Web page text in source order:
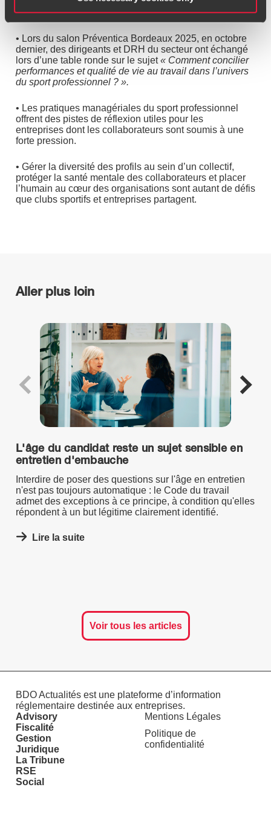
Les trois points clés à retenir
• Lors du salon Préventica Bordeaux 2025, en octobre
dernier, des dirigeants et DRH du secteur ont échangé
lors d’une table ronde sur le sujet« Comment concilier
performances et qualité de vie au travail dans l’univers
du sport professionnel ? ».
• Les pratiques managériales du sport professionnel
offrent des pistes de réflexion utiles pour les
entreprises dont les collaborateurs sont soumis à une
forte pression.
• Gérer la diversité des profils au sein d’un collectif,
protéger la santé mentale des collaborateurs et placer
l’humain au cœur des organisations sont autant de défis
que clubs sportifs et entreprises partagent.
Aller plus loin
L'âge du candidat reste un sujet sensible en
entretien d'embauche
Interdire de poser des questions sur l'âge en entretien
n'est pas toujours automatique : le Code du travail
admet des exceptions à ce principe, à condition qu'elles
répondent à un but légitime clairement identifié.
Lire la suite
Voir tous les articles
BDO Actualités est une plateforme d’information
réglementaire destinée aux entreprises.
Advisory
Fiscalité
Gestion
Juridique
La Tribune
RSE
Social
Mentions Légales
Politique de
confidentialité